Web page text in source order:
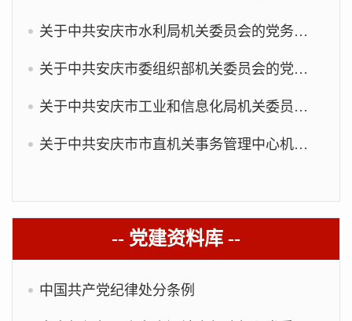
关于中共安庆市水利局机关委员会的党务干部任免
关于中共安庆市委组织部机关委员会的党务干部任免
关于中共安庆市工业和信息化局机关委员会的党务干部任免
关于中共安庆市市直机关事务管理中心机关委员会
-- 党建资料库 --
中国共产党纪律处分条例